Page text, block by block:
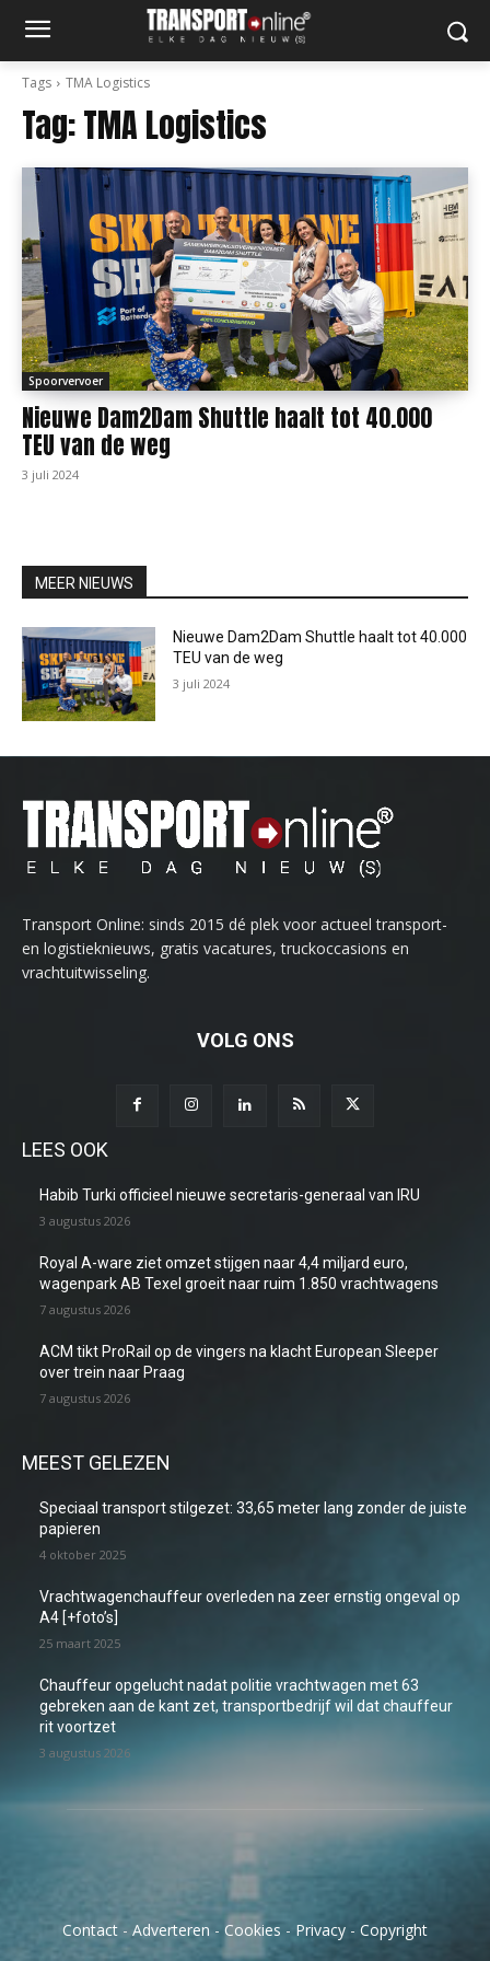
Tags TMA Logistics
Tag:TMA Logistics
Spoorvervoer
Nieuwe Dam2Dam Shuttle haalt tot 40.000
TEU van de weg
3 juli 2024
MEER NIEUWS
Nieuwe Dam2Dam Shuttle haalt tot 40.000
TEU van de weg
3 juli 2024
Transport Online: sinds 2015 dé plek voor actueel transport-
en logistieknieuws, gratis vacatures, truckoccasions en
vrachtuitwisseling.
VOLG ONS
LEES OOK
Habib Turki officieel nieuwe secretaris-generaal van IRU
3 augustus 2026
Royal A-ware ziet omzet stijgen naar 4,4 miljard euro,
wagenpark AB Texel groeit naar ruim 1.850 vrachtwagens
7 augustus 2026
ACM tikt ProRail op de vingers na klacht European Sleeper
over trein naar Praag
7 augustus 2026
MEEST GELEZEN
Speciaal transport stilgezet: 33,65 meter lang zonder de juiste
papieren
4 oktober 2025
Vrachtwagenchauffeur overleden na zeer ernstig ongeval op
A4 [+foto’s]
25 maart 2025
Chauffeur opgelucht nadat politie vrachtwagen met 63
gebreken aan de kant zet, transportbedrijf wil dat chauffeur
rit voortzet
3 augustus 2026
Contact - Adverteren - Cookies - Privacy - Copyright